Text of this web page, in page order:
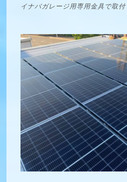
イナバガレージ用専用金具で取付